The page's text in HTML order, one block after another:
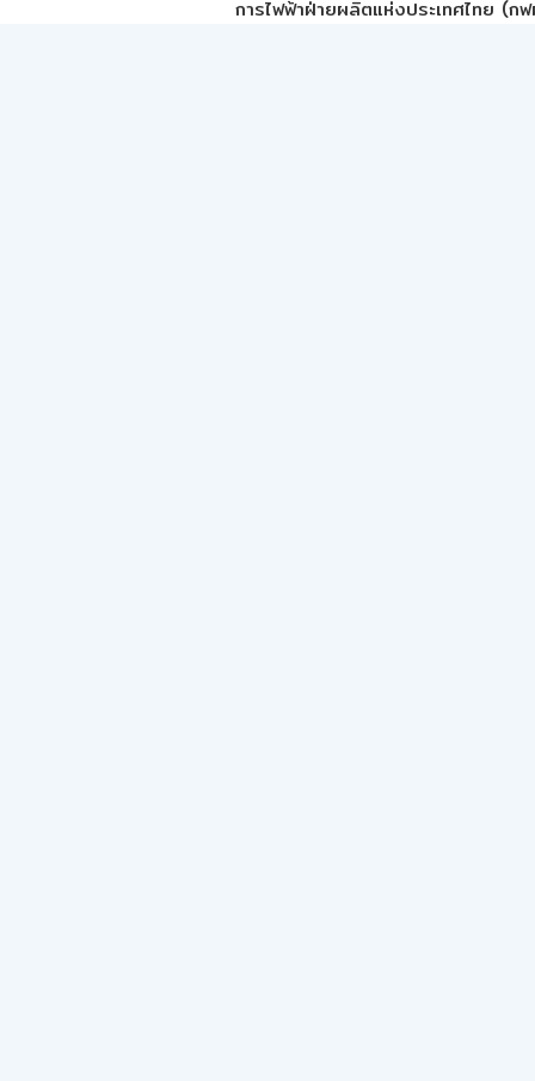
การไฟฟ้าฝ่ายผลิตแห่งประเทศไทย (กฟ